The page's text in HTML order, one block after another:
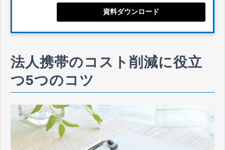
資料ダウンロード
法人携帯のコスト削減に役立
つ5つのコツ